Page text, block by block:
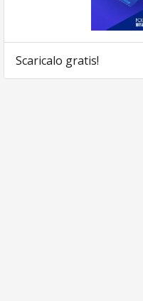
Scaricalo gratis!